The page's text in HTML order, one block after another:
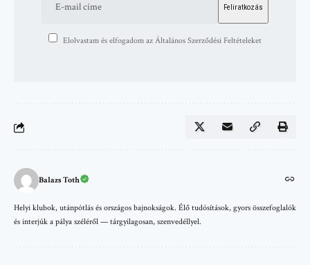
Elolvastam és elfogadom az Általános Szerződési Feltételeket
Balazs Toth
Helyi klubok, utánpótlás és országos bajnokságok. Élő tudósítások, gyors összefoglalók
és interjúk a pálya széléről — tárgyilagosan, szenvedéllyel.